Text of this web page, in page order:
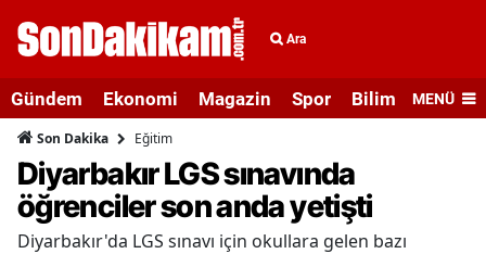
Ara
Gündem Ekonomi Magazin Spor Bilim veMENÜ
Son Dakika Eğitim
Diyarbakır LGS sınavında
öğrenciler son anda yetişti
Diyarbakır'da LGS sınavı için okullara gelen bazı